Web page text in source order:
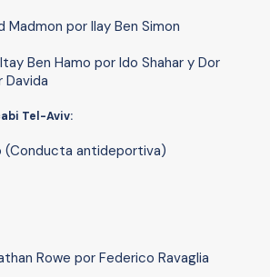
Madmon por Ilay Ben Simon
Ben Hamo por Ido Shahar y Dor
Davida
Tel-Aviv:
(Conducta antideportiva)
Rowe por Federico Ravaglia